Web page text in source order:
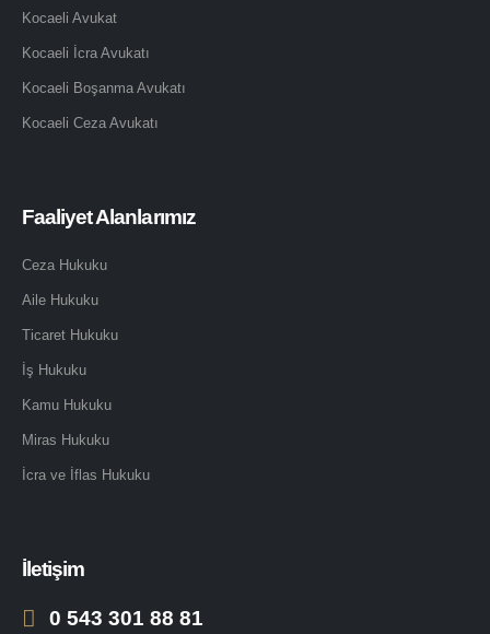
Kocaeli Avukat
Kocaeli İcra Avukatı
Kocaeli Boşanma Avukatı
Kocaeli Ceza Avukatı
Faaliyet Alanlarımız
Ceza Hukuku
Aile Hukuku
Ticaret Hukuku
İş Hukuku
Kamu Hukuku
Miras Hukuku
İcra ve İflas Hukuku
İletişim
0 543 301 88 81